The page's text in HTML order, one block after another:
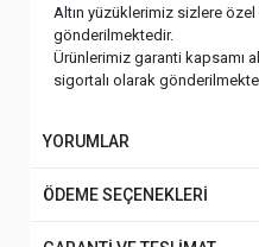
Altın yüzüklerimiz sizlere özel
gönderilmektedir.
Ürünlerimiz garanti kapsamı
sigortalı olarak
YORUMLAR
ÖDEME SEÇENEKLERİ